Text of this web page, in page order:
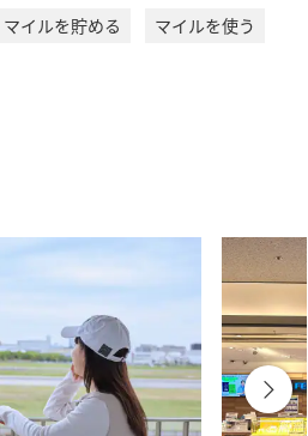
マイルを貯める
マイルを使う